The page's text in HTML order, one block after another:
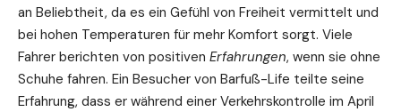
an Beliebtheit, da es ein Gefühl von Freiheit vermittelt und
bei hohen Temperaturen für mehr Komfort sorgt. Viele
Fahrer berichten von positiven Erfahrungen, wenn sie ohne
Schuhe fahren. Ein Besucher von Barfuß-Life teilte seine
Erfahrung, dass er während einer Verkehrskontrolle im April